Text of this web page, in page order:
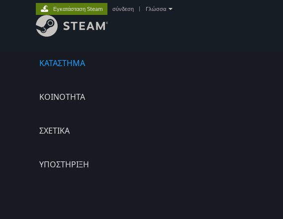
ΚΑΤΑΣΤΗΜΑ
ΚΟΙΝΟΤΗΤΑ
ΣΧΕΤΙΚΆ
ΥΠΟΣΤΗΡΙΞΗ
Εγκατάσταση Steam σύνδεση Γλώσσα